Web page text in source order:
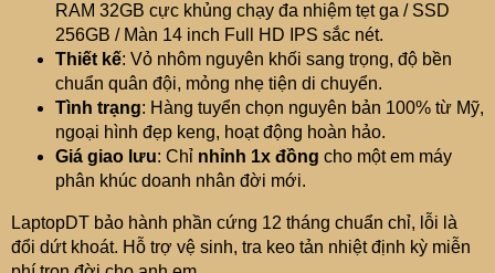
RAM 32GB cực khủng chạy đa nhiệm tẹt ga / SSD
256GB / Màn 14 inch Full HD IPS sắc nét.
Thiết kế: Vỏ nhôm nguyên khối sang trọng, độ bền
chuẩn quân đội, mỏng nhẹ tiện di chuyển.
Tình trạng: Hàng tuyển chọn nguyên bản 100% từ Mỹ,
ngoại hình đẹp keng, hoạt động hoàn hảo.
Giá giao lưu: Chỉ nhỉnh 1x đồng cho một em máy
phân khúc doanh nhân đời mới.
LaptopDT bảo hành phần cứng 12 tháng chuẩn chỉ, lỗi là
đổi dứt khoát. Hỗ trợ vệ sinh, tra keo tản nhiệt định kỳ miễn